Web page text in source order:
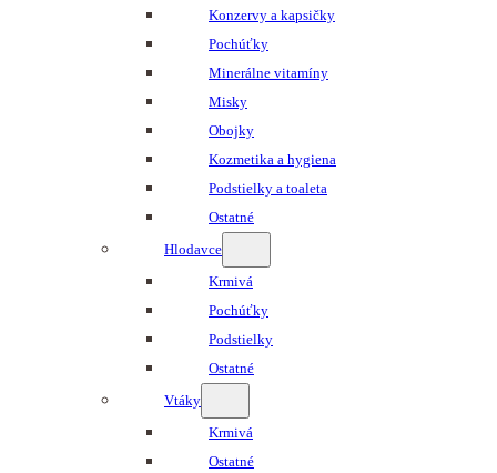
Konzervy a kapsičky
Pochúťky
Minerálne vitamíny
Misky
Obojky
Kozmetika a hygiena
Podstielky a toaleta
Ostatné
Hlodavce
Krmivá
Pochúťky
Podstielky
Ostatné
Vtáky
Krmivá
Ostatné